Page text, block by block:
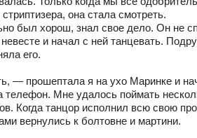
она стала смотреть.
был хорош, знал свое дело. Он не
и начал с ней танцевать.
его.
— прошептала я на ухо Маринке и
телефон. Мне удалось поймать
Когда танцор исполнил всю свою
вернулись к болтовне и мартини.